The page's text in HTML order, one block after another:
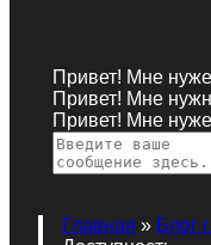
Привет! Мне
Привет! Мне
Привет! Мне
Главная » Блог